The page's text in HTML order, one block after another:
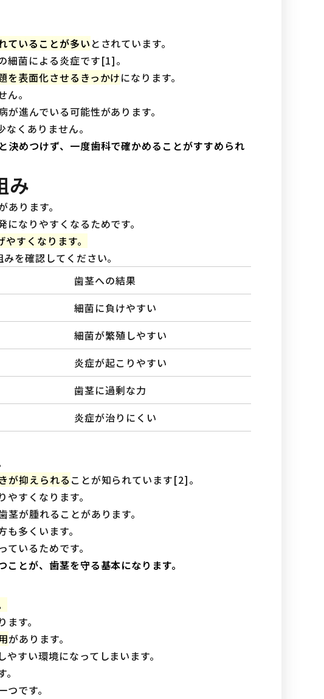
ていることが多い とされています。
細菌による炎症です[1]。
を表面化させるきっかけになります。
。
進んでいる可能性があります。
くありません。
決めつけず、一度歯科で確かめることがすすめられ
み
あります。
なりやすくなるためです。
すくなります。
を確認してください。
歯茎への結果
細菌に負けやすい
細菌が繁殖しやすい
炎症が起こりやすい
歯茎に過剰な力
炎症が治りにくい
が抑えられる ことが知られています[2]。
すくなります。
が腫れることがあります。
多くいます。
いるためです。
ことが、歯茎を守る基本になります。
す。
があります。
すい環境になってしまいます。
です。